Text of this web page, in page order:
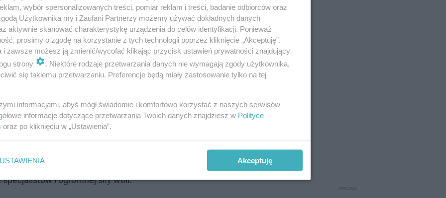
od razu ruszyły z pomocą
że z glejakiem nie można wygrać.
nie pojmowałam znaczenia słów
lekarzy.Nie dopuszczałam myśli, że to
choroba śmiertelna - wyznała Ewa Bem.
rytm.Funkcjonowanie ograniczało się do przetrwania kolejnych
i ogromnej siły woli.
wybór spersonalizowanych treści, pomiar reklam i treści, badanie odbiorców oraz
Użytkownika my i Zaufani Partnerzy możemy używać dokładnych danych
aktywnie skanować charakterystykę urządzenia do celów identyfikacji. Ponieważ
prosimy o zgodę na korzystanie z tych technologii poprzez kliknięcie „Akceptuję”.
i zawsze możesz ją zmienić/wycofać klikając przycisk ustawień prywatności znajdujący
strony
. Niektóre rodzaje przetwarzania danych nie wymagają zgody użytkownika,
się takiemu przetwarzaniu. Preferencje będą miały zastosowanie tylko na tej
informacjami, abyś mógł świadomie i komfortowo korzystać z naszych serwisów
informacje dotyczące przetwarzania Twoich danych znajdziesz w Polityce
oraz po kliknięciu w „Ustawienia”.
USTAWIENIA Akceptuję